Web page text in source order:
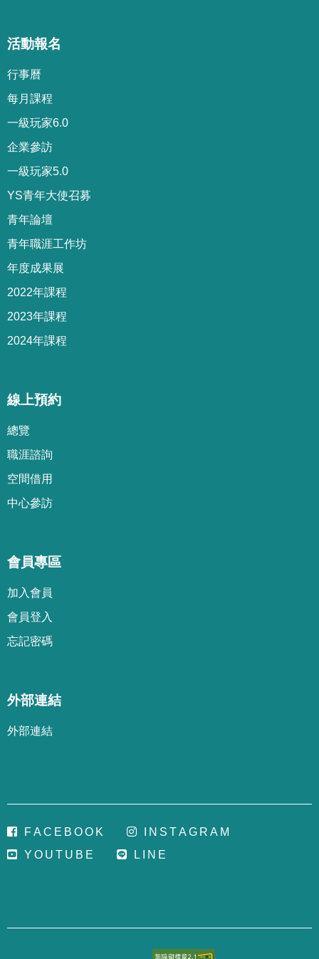
活動報名
行事曆
每月課程
一級玩家6.0
企業參訪
一級玩家5.0
YS青年大使召募
青年論壇
青年職涯工作坊
年度成果展
2022年課程
2023年課程
2024年課程
線上預約
總覽
職涯諮詢
空間借用
中心參訪
會員專區
加 入會 員
會 員登 入
忘記密碼
外部連結
外部連結
FA C E B OO K N S TA G R A M
Y O U T U B E L N E